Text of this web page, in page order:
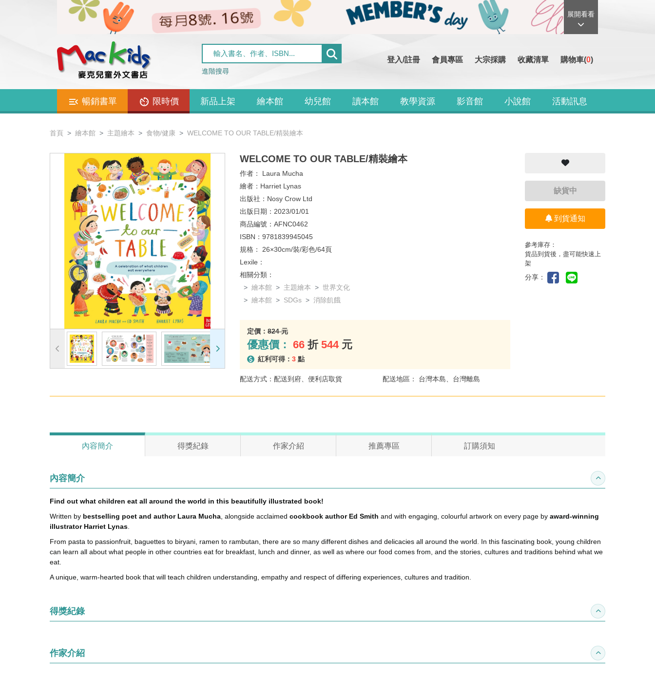
展開看看
進階搜尋
登入/註冊 會員專區 大宗採購 收藏清單 購物車(0)
暢銷書單 限時價 新品上架 繪本館 幼兒館 讀本館 教學資源 影音館 小說館 活動訊息
首頁 繪本館 主題繪本 食物/健康 WELCOME TO OUR TABLE/精裝繪本
WELCOME TO OUR TABLE/精裝繪本
作者： Laura Mucha
繪者： Harriet Lynas
出版社： Nosy Crow Ltd
出版日期： 2023/01/01
商品編號： AFNC0462
ISBN： 9781839945045
規格： 26×30cm/裝/彩色/64頁
Lexile：
相關分類：
繪本館
主題繪本
世界文化
繪本館
SDGs 消除飢餓
定價： 824 元
優惠價： 66 折 544 元
紅利可得： 3 點
配送方式：配送到府、便利店取貨 配送地區： 台灣本島、台灣離島
缺貨中
到貨通知
參考庫存：
貨品到貨後，盡可能快速上
架
分享：
內容簡介 得獎紀錄 作家介紹 推薦專區 訂購須知
內容簡介 收合內容簡介
Find out what children eat all around the world in this beautifully illustrated book!
Written by bestselling poet and author Laura Mucha , alongside acclaimed cookbook author Ed Smith and with engaging, colourful artwork on every page by award-winning
illustrator Harriet Lynas
From pasta to passionfruit, baguettes to biryani, ramen to rambutan, there are so many different dishes and delicacies all around the world. In this fascinating book, young children
can learn all about what people in other countries eat for breakfast, lunch and dinner, as well as where our food comes from, and the stories, cultures and traditions behind what we
eat.
A unique, warm-hearted book that will teach children understanding, empathy and respect of differing experiences, cultures and tradition.
得獎紀錄 收合得獎紀錄
作家介紹 收合作家介紹